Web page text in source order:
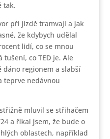
tak.
při jízdě tramvají a jak
že kdybych udělal
lidí, co se mnou
co TED je. Ale
dáno regionem a slabší
teprve nedávnou
mluvil se střihačem
a říkal jsem, že bude o
oblastech, například